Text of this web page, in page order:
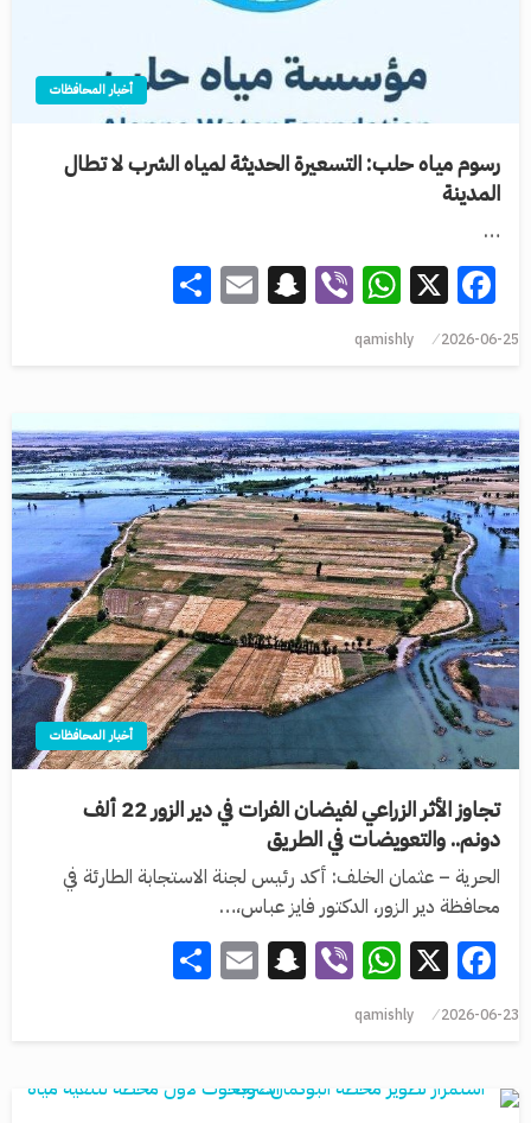
أخبار المحافظات
رسوم مياه حلب: التسعيرة الحديثة لمياه الشرب لا تطال
المدينة
…
Facebook
X
WhatsApp
Viber
Snapchat
Email
2026-06-25
qamishly
أخبار المحافظات
تجاوز الأثر الزراعي لفيضان الفرات في دير الزور 22 ألف
دونم.. والتعويضات في الطريق
الحرية – عثمان الخلف: أكد رئيس لجنة الاستجابة الطارئة في
محافظة دير الزور، الدكتور فايز عباس،…
Facebook
X
WhatsApp
Viber
Snapchat
Email
2026-06-23
qamishly